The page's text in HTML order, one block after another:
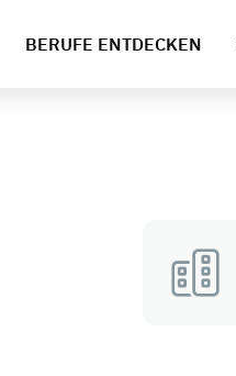
BERUFE ENTDECKEN